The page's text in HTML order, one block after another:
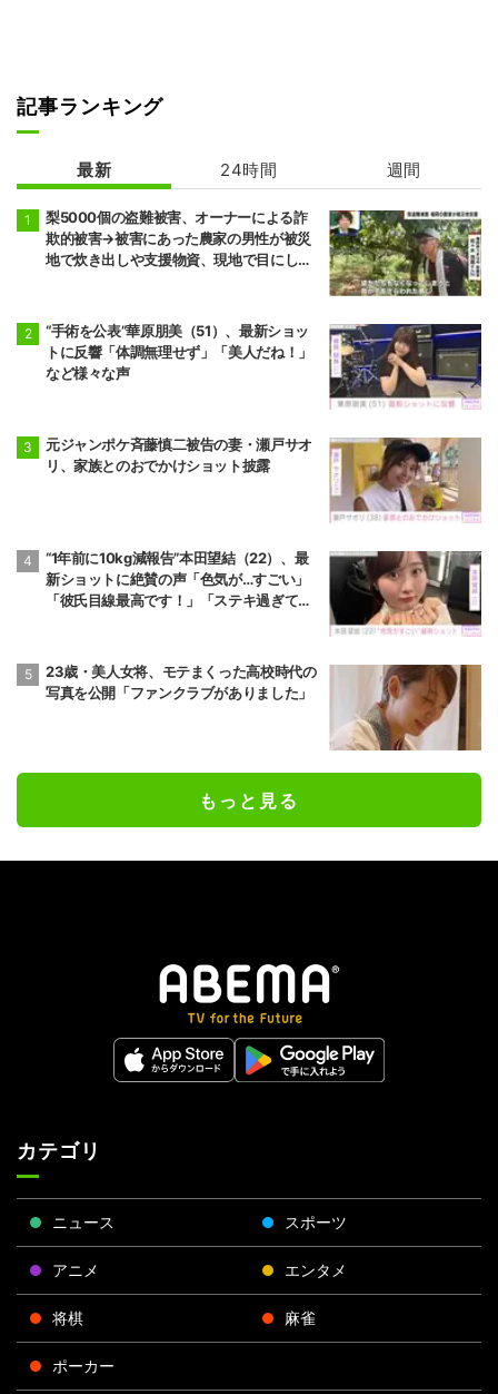
記事ランキング
最新 24時間 週間
梨5000個の盗難被害、オーナーによる詐
欺的被害→被害にあった農家の男性が被災
地で炊き出しや支援物資、現地で目にし
“手術を公表”華原朋美（51）、最新ショッ
トに反響「体調無理せず」「美人だね！」
など様々な声
元ジャンポケ斉藤慎二被告の妻・瀬戸サオ
リ、家族とのおでかけショット披露
“1年前に10kg減報告”本田望結（22）、最
新ショットに絶賛の声「色気が…すごい」
「彼氏目線最高です！」「ステキ過ぎて罪
23歳・美人女将、モテまくった高校時代の
写真を公開「ファンクラブがありました」
もっと見る
カテゴリ
ニュース スポーツ
アニメ エンタメ
将棋 麻雀
ポーカー